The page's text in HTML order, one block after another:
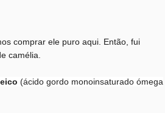
comprar ele puro aqui. Então, fui
camélia.
(ácido gordo monoinsaturado ómega